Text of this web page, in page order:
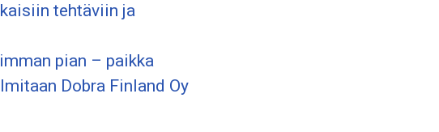
tehtäviin ja
pian – paikka
Dobra Finland Oy